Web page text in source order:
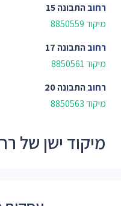
רחובהתבונה 15
מיקוד 8850559
רחובהתבונה 17
מיקוד 8850561
רחובהתבונה 20
מיקוד 8850563
מיקוד ישן של